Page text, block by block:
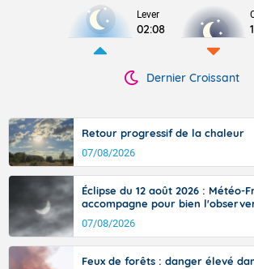
Lever
02:08
Dernier Croissant
Retour progressif de la chaleur
07/08/2026
Éclipse du 12 août 2026 : Météo-
accompagne pour bien
07/08/2026
Feux de forêts : danger élevé